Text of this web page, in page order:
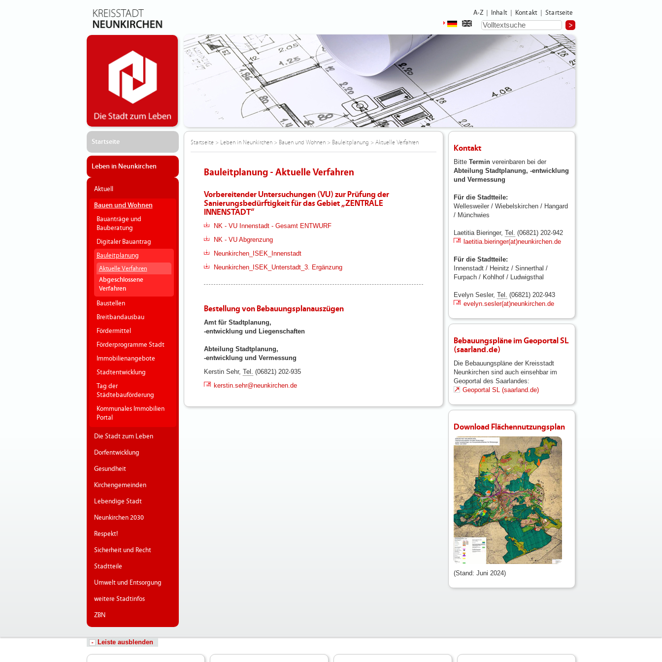
A-Z Inhalt Kontakt Startseite
Startseite
Leben in Neunkirchen
Aktuell
Bauen und Wohnen
Bauanträge und
Bauberatung
Digitaler Bauantrag
Bauleitplanung
Aktuelle Verfahren
Abgeschlossene
Verfahren
Baustellen
Breitbandausbau
Fördermittel
Förderprogramme Stadt
Immobilienangebote
Stadtentwicklung
Tag der
Städtebauförderung
Kommunales Immobilien
Portal
Die Stadt zum Leben
Dorfentwicklung
Gesundheit
Kirchengemeinden
Lebendige Stadt
Neunkirchen 2030
Respekt!
Sicherheit und Recht
Stadtteile
Umwelt und Entsorgung
weitere Stadtinfos
ZBN
Startseite> Leben in Neunkirchen> Bauen und Wohnen> Bauleitplanung > Aktuelle Verfahren
Bauleitplanung - Aktuelle Verfahren
Vorbereitender Untersuchungen (VU) zur Prüfung der
Sanierungsbedürftigkeit für das Gebiet „ZENTRALE
INNENSTADT“
NK - VU Innenstadt - Gesamt ENTWURF
NK - VU Abgrenzung
Neunkirchen_ISEK_Innenstadt
Neunkirchen_ISEK_Unterstadt_3. Ergänzung
Bestellung von Bebauungsplanauszügen
Amt für Stadtplanung,
-entwicklung und Liegenschaften
Abteilung Stadtplanung,
-entwicklung und Vermessung
Kerstin Sehr, Tel. (06821) 202-935
kerstin.sehr@neunkirchen.de
Kontakt
Bitte Terminvereinbaren bei der
Abteilung Stadtplanung, -entwicklung
und Vermessung
Für die Stadtteile:
Wellesweiler / Wiebelskirchen / Hangard
/ Münchwies
Laetitia Bieringer, Tel. (06821) 202-942
laetitia.bieringer(at)neunkirchen.de
Für die Stadtteile:
Innenstadt / Heinitz / Sinnerthal /
Furpach / Kohlhof / Ludwigsthal
Evelyn Sesler, Tel. (06821) 202-943
evelyn.sesler(at)neunkirchen.de
Bebauungspläne im Geoportal SL
(saarland.de)
Die Bebauungspläne der Kreisstadt
Neunkirchen sind auch einsehbar im
Geoportal des Saarlandes:
Geoportal SL (saarland.de)
Download Flächennutzungsplan
(Stand: Juni 2024)
Leiste ausblenden